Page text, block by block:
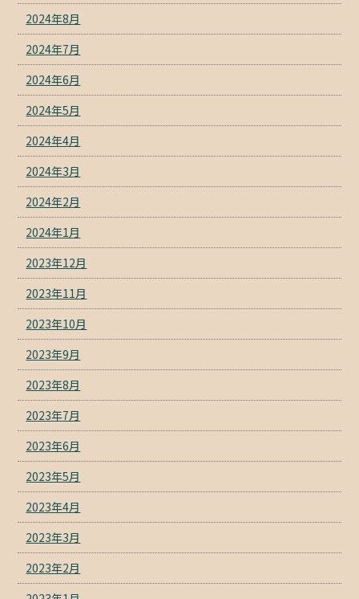
2024年8月
2024年7月
2024年6月
2024年5月
2024年4月
2024年3月
2024年2月
2024年1月
2023年12月
2023年11月
2023年10月
2023年9月
2023年8月
2023年7月
2023年6月
2023年5月
2023年4月
2023年3月
2023年2月